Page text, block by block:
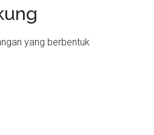
yang berbentuk